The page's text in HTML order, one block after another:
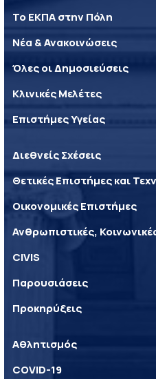
Το ΕΚΠΑ στην Πόλη
Νέα & Ανακοινώσεις
Όλες οι Δημοσιεύσεις
Κλινικές Μελέτες
Επιστήμες Υγείας
Διεθνείς Σχέσεις
Θετικές Επιστήμες και
Οικονομικές Επιστήμες
Ανθρωπιστικές,
CIVIS
Παρουσιάσεις
Προκηρύξεις
Αθλητισμός
COVID-19